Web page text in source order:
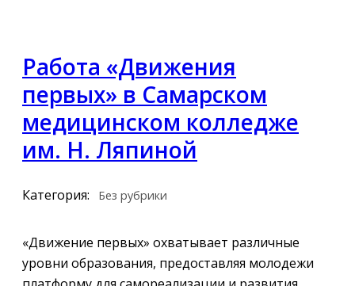
Работа «Движения
первых» в Самарском
медицинском колледже
им. Н. Ляпиной
Категория: Без рубрики
«Движение первых» охватывает различные
уровни образования, предоставляя молодежи